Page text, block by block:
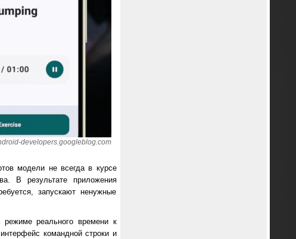
developers.googleblog.com
модели не всегда в курсе
В результате приложения
запускают ненужные
режиме реального времени к
командной строки и